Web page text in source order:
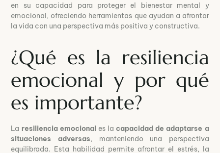
en su capacidad para proteger el bienestar mental y
emocional, ofreciendo herramientas que ayudan a afrontar
la vida con una perspectiva más positiva y constructiva.
¿Qué es la resiliencia
emocional y por qué
es importante?
La resiliencia emocional es lacapacidad de adaptarse a
situaciones adversas, manteniendo una perspectiva
equilibrada. Esta habilidad permite afrontar el estrés, la